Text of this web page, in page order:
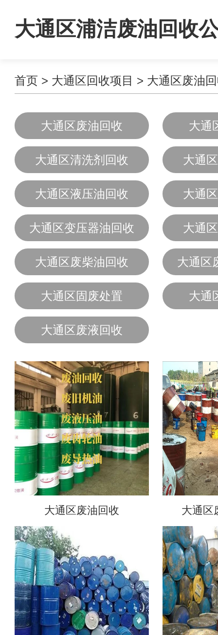
大通区浦洁废油回收
首页 > 大通区回收项目 > 大通区废油
大通区废油回收 大通
大通区清洗剂回收 大通
大通区液压油回收 大通
大通区变压器油回收 大通
大通区废柴油回收 大通区
大通区固废处置 大通
大通区废液回收
大通区废油回收 大通区